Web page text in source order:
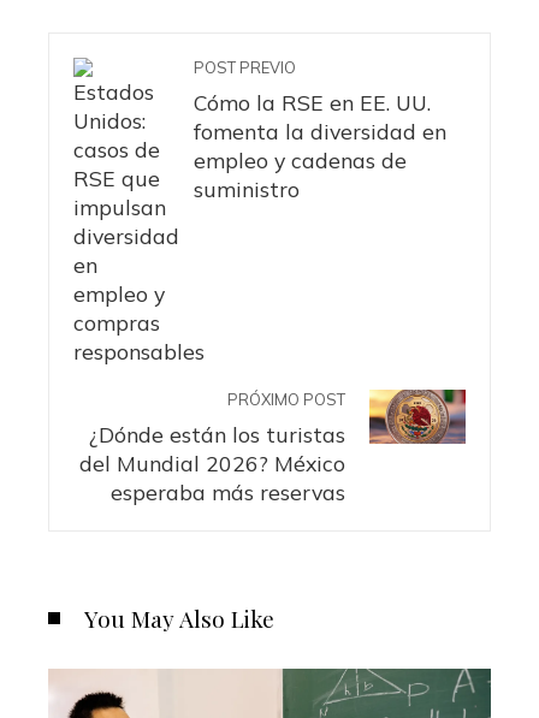
POST PREVIO
Cómo la RSE en EE. UU.
fomenta la diversidad en
empleo y cadenas de
suministro
PRÓXIMO POST
¿Dónde están los turistas
del Mundial 2026? México
esperaba más reservas
You May Also Like